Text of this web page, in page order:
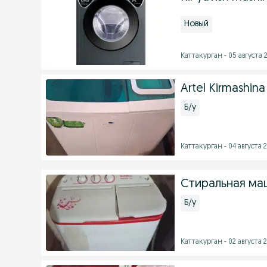
Новый
Каттакурган - 05 августа
Artel Kirmashina
Б/у
Каттакурган - 04 августа
Стиральная
Б/у
Каттакурган - 02 августа